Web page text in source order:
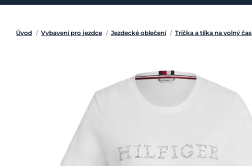
Úvod / Vybavení pro jezdce / Jezdecké oblečení / Trička a tílka na volný čas